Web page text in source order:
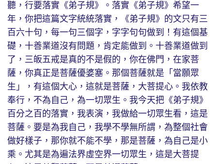
聽，行要落實《弟子規》。落實《弟子規》希望一
年，你把這篇文字統統落實，《弟子規》的文只有三
百六十句，每一句三個字，字字句句做到！有這個基
礎，十善業道沒有問題，肯定能做到。十善業道做到
了，三皈五戒是真的不是假的，你在佛門，在家菩
薩，你真正是菩薩優婆塞。那個菩薩就是「當願眾
生」，有這個大心，這就是菩薩，大菩提心。我依教
奉行，不為自己，為一切眾生。我今天把《弟子規》
百分之百的落實，我表演，我做給一切眾生看，這是
菩薩。要是為我自己，我學不學無所謂，為整個社會
做好樣子，那你就不能不學，那是菩薩，為自己是小
乘。尤其是為遍法界虛空界一切眾生，這是大菩提